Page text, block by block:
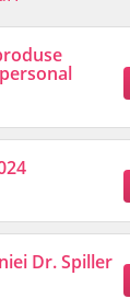
Dr. Spiller